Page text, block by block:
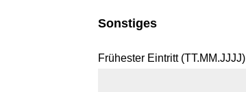
Sonstiges
Frühester Eintritt (TT.MM.JJJJ)